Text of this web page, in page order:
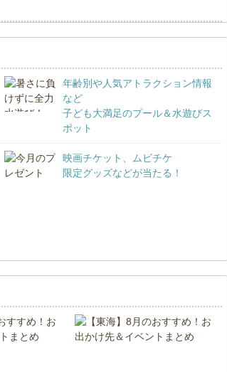
年齢別や人気アトラクション情報
など
子ども大満足のプール＆水遊びス
ポット
映画チケット、ムビチケ
限定グッズなどが当たる！